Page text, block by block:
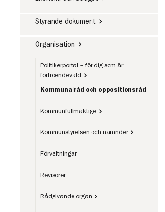
Styrande dokument
Organisation
Politikerportal – för dig som är
förtroendevald
Kommunalråd och oppositionsråd
Kommunfullmäktige
Kommunstyrelsen och nämnder
Förvaltningar
Revisorer
Rådgivande organ